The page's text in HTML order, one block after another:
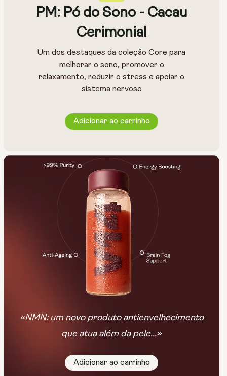
PM: Pó do Sono - Cacau
Cerimonial
Um dos destaques da coleção Core para
melhorar o sono, promover o
relaxamento, reduzir o stress e apoiar o
sistema nervoso
Adicionar ao carrinho
«NMN: um novo produto antienvelhecimento
que atua além da pele...»
Adicionar ao carrinho